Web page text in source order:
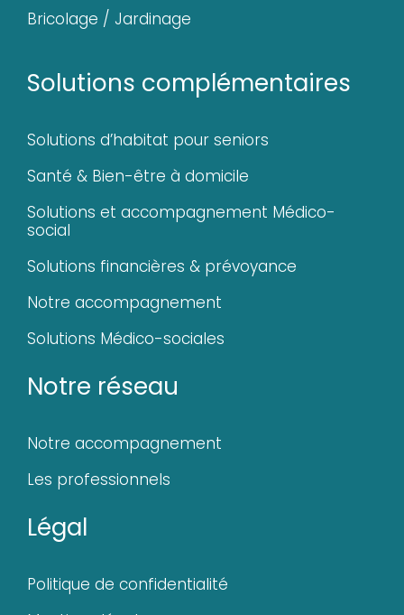
Bricolage / Jardinage
Solutions complémentaires
Solutions d’habitat pour seniors
Santé & Bien-être à domicile
Solutions et accompagnement Médico-
social
Solutions financières & prévoyance
Notre accompagnement
Solutions Médico-sociales
Notre réseau
Notre accompagnement
Les professionnels
Légal
Politique de confidentialité